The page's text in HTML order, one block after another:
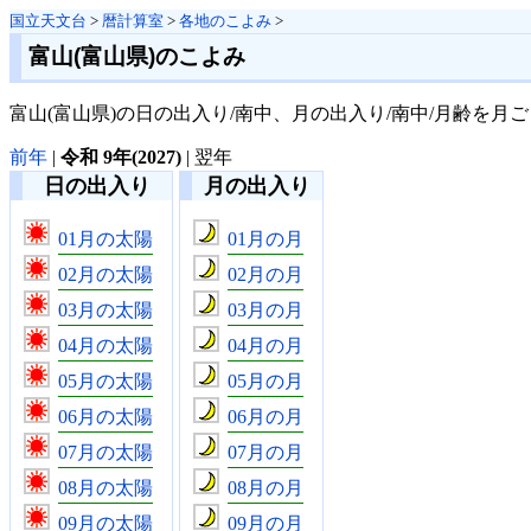
国立天文台 > 暦計算室 > 各地のこよみ >
富山(富山県)のこよみ
富山(富山県)の日の出入り/南中、月の出入り/南中/月齢を月ご
前年 | 令和 9年(2027) | 翌年
日の出入り
01月の太陽
02月の太陽
03月の太陽
04月の太陽
05月の太陽
06月の太陽
07月の太陽
08月の太陽
09月の太陽
月の出入り
01月の月
02月の月
03月の月
04月の月
05月の月
06月の月
07月の月
08月の月
09月の月